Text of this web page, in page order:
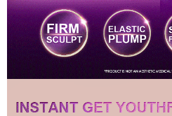
tuntutan harga jual/beli ansuran
menggunakan bil syarikat ini.
2. Berdasarkan tujuan kontrak
"Pembayaran Ansuran Gogo", kedai
anda (termasuk nama, telefon atau
pengumpulan, pemprosesan dan
3. Sila baca syarat perkhidmatan